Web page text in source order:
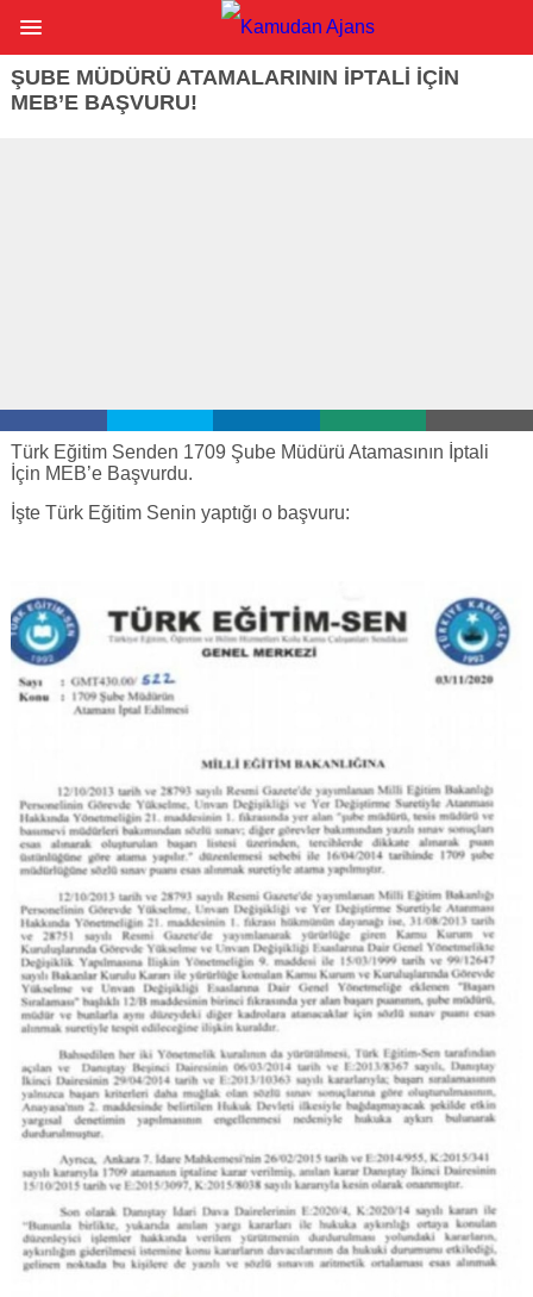
ŞUBE MÜDÜRÜ ATAMALARININ İPTALI İÇIN
MEB’E BAŞVURU!
Türk Eğitim Senden 1709 Şube Müdürü Atamasının İptali
İçin MEB’e Başvurdu.
İşte Türk Eğitim Senin yaptığı o başvuru: